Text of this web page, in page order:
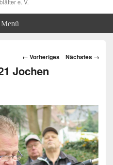
e. V.
Menü
Bilder-
Navigation
← Vorheriges Nächstes →
Jochen